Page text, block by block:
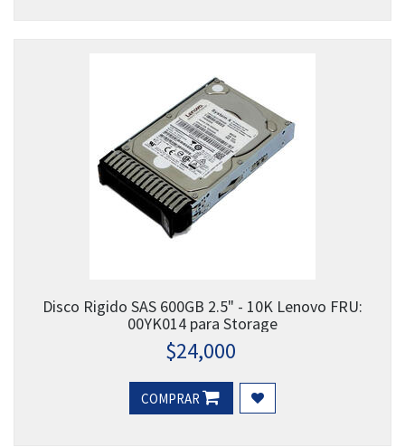
Disco Rigido SAS 600GB 2.5" - 10K Lenovo FRU:
00YK014 para Storage
$24,000
COMPRAR